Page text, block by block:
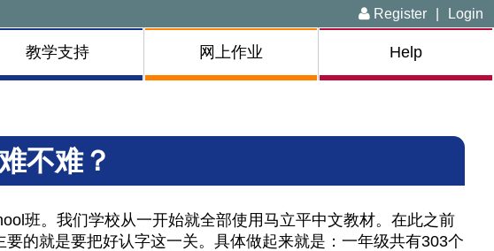
Register | Login
教学支持 网上作业 Help
不难？
班。我们学校从一开始就全部使用马立平中文教材。在此之前
的就是要把好认字这一关。具体做起来就是：一年级共有303个